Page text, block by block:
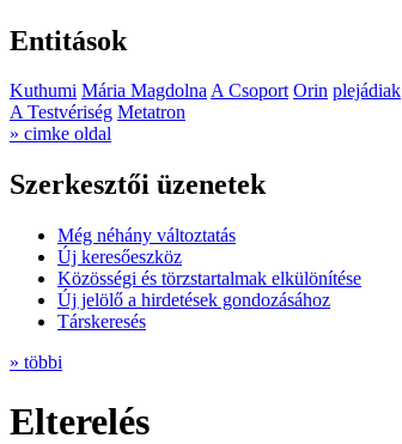
Entitások
Kuthumi Mária MagdolnaA Csoport Orin plejádiak
A Testvériség Metatron
» cimke oldal
Szerkesztői üzenetek
Még néhány változtatás
Új keresőeszköz
Közösségi és törzstartalmak elkülönítése
Új jelölő a hirdetések gondozásához
Társkeresés
» többi
Elterelés